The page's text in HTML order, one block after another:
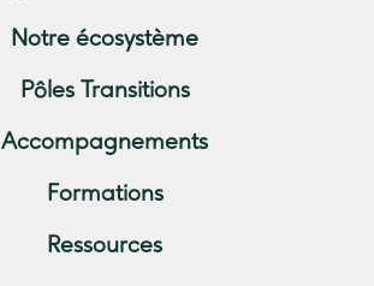
Notre écosystème
Pôles Transitions
Accompagnements
Formations
Ressources